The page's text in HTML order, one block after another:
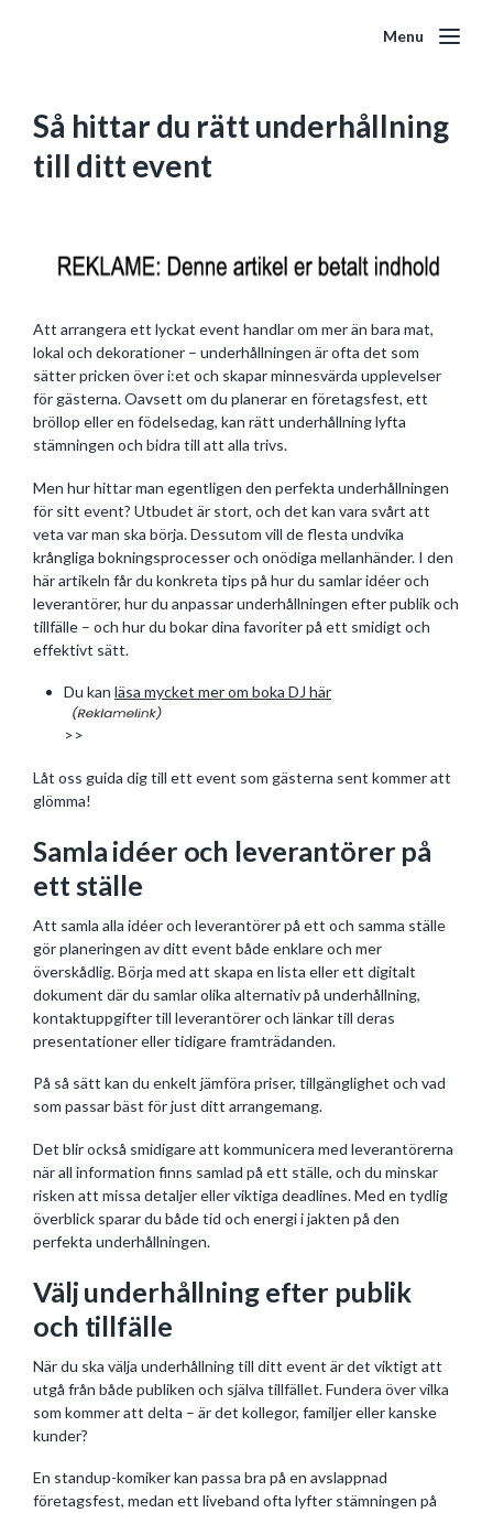
Menu
Så hittar du rätt underhållning
till ditt event
Att arrangera ett lyckat event handlar om mer än bara mat,
lokal och dekorationer – underhållningen är ofta det som
sätter pricken över i:et och skapar minnesvärda upplevelser
för gästerna. Oavsett om du planerar en företagsfest, ett
bröllop eller en födelsedag, kan rätt underhållning lyfta
stämningen och bidra till att alla trivs.
Men hur hittar man egentligen den perfekta underhållningen
för sitt event? Utbudet är stort, och det kan vara svårt att
veta var man ska börja. Dessutom vill de flesta undvika
krångliga bokningsprocesser och onödiga mellanhänder. I den
här artikeln får du konkreta tips på hur du samlar idéer och
leverantörer, hur du anpassar underhållningen efter publik och
tillfälle – och hur du bokar dina favoriter på ett smidigt och
effektivt sätt.
Du kan läsa mycket mer om boka DJ här
>>
Låt oss guida dig till ett event som gästerna sent kommer att
glömma!
Samla idéer och leverantörer på
ett ställe
Att samla alla idéer och leverantörer på ett och samma ställe
gör planeringen av ditt event både enklare och mer
överskådlig. Börja med att skapa en lista eller ett digitalt
dokument där du samlar olika alternativ på underhållning,
kontaktuppgifter till leverantörer och länkar till deras
presentationer eller tidigare framträdanden.
På så sätt kan du enkelt jämföra priser, tillgänglighet och vad
som passar bäst för just ditt arrangemang.
Det blir också smidigare att kommunicera med leverantörerna
när all information finns samlad på ett ställe, och du minskar
risken att missa detaljer eller viktiga deadlines. Med en tydlig
överblick sparar du både tid och energi i jakten på den
perfekta underhållningen.
Välj underhållning efter publik
och tillfälle
När du ska välja underhållning till ditt event är det viktigt att
utgå från både publiken och själva tillfället. Fundera över vilka
som kommer att delta – är det kollegor, familjer eller kanske
kunder?
En standup-komiker kan passa bra på en avslappnad
företagsfest, medan ett liveband ofta lyfter stämningen på